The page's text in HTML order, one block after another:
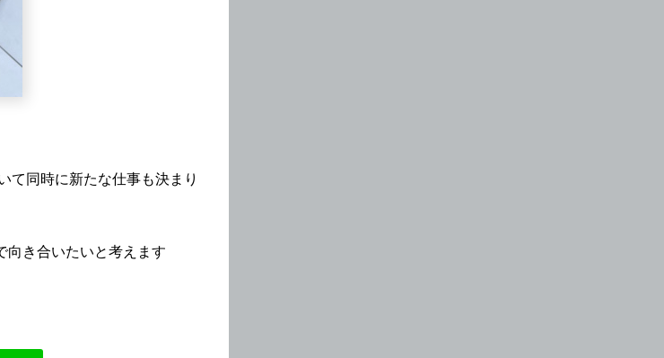
て同時に新たな仕事も決まり
向き合いたいと考えます